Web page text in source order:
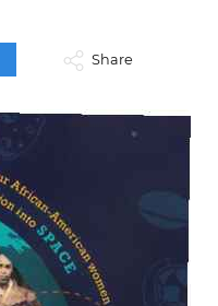
Share